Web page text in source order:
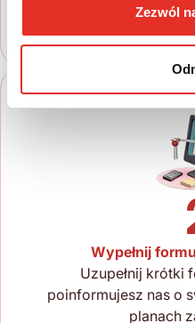
Zezwól
Wypełnij
Uzupełnij krótki
poinformujesz nas o
planach